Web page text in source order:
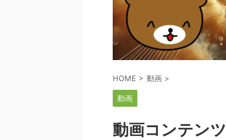
HOME > 動画 >
動画
動画コンテンツ